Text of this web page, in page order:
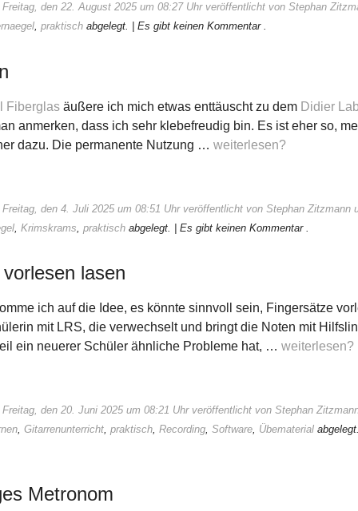
den 22. August 2025 um 08:27 Uhr veröffentlicht von Stephan
, praktisch abgelegt. | Es gibt keinen Kommentar .
Fiberglas äußere ich mich etwas enttäuscht zu dem Didier
anmerken, dass ich sehr klebefreudig bin. Es ist eher so,
dazu. Die permanente Nutzung … weiterlesen?
den 4. Juli 2025 um 08:51 Uhr veröffentlicht von Stephan Zitzmann
Krimskrams praktisch abgelegt. | Es gibt keinen Kommentar .
lasen
ich auf die Idee, es könnte sinnvoll sein, Fingersätze
mit LRS, die verwechselt und bringt die Noten mit
ein neuerer Schüler ähnliche Probleme hat, … weiterlesen?
den 20. Juni 2025 um 08:21 Uhr veröffentlicht von Stephan
, Gitarrenunterricht, praktisch, Recording, Software, Übematerial
Metronom